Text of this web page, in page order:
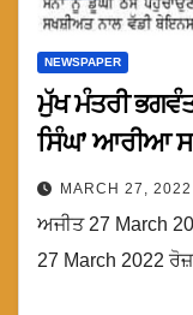
NEWSPAPER
ਮੁੱਖ ਮੰਤਰੀ
ਸਿੰਘ’ ਆਰੀਆ
MARCH 27, 2022
ਅਜੀਤ 27 March
27 March 2022